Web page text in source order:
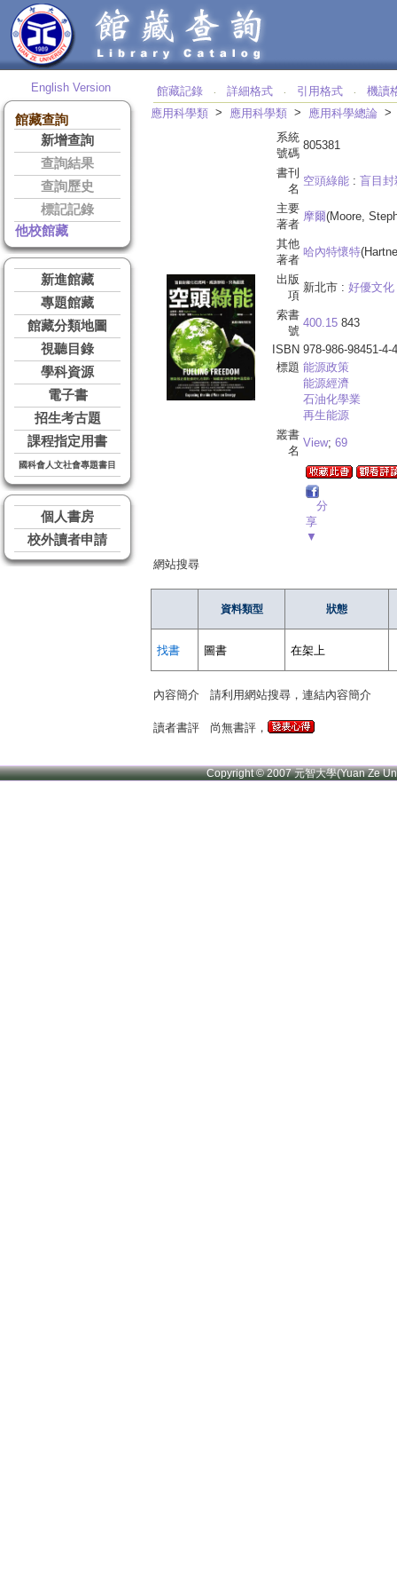
English Version
館藏查詢
新增查詢
查詢結果
查詢歷史
標記記錄
他校館藏
新進館藏
專題館藏
館藏分類地圖
視聽目錄
學科資源
電子書
招生考古題
課程指定用書
國科會人文社會專題書目
個人書房
校外讀者申請
館藏記錄 ‧ 詳細格式 ‧ 引用格式 ‧
機讀
應用科學類 > 應用科學類 > 應用科學總論
系統
號碼
805381
書刊
名
空頭綠能 : 盲目
主要
著者
摩爾(Moore,
其他
著者
哈內特懷特
出版
項
新北市 : 好優文化
索書
號
400.15 843
ISBN 978-986-98451-4-4
標題 能源政策
能源經濟
石油化學業
再生能源
叢書
名
View; 69
分
享
▼
網站搜尋
資料類型 狀態
找書 圖書 在架上
內容簡介 請利用網站搜尋，連結內容簡介
讀者書評 尚無書評，
Copyright © 2007 元智大學(Yuan Ze